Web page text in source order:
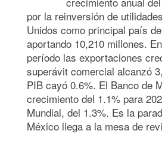
por la reinversión de
Unidos como principal país
aportando 10,210 millones.
período las exportaciones
superávit comercial alcanzó
PIB cayó 0.6%. El Banco de
crecimiento del 1.1% para
Mundial, del 1.3%. Es la
México llega a la mesa de